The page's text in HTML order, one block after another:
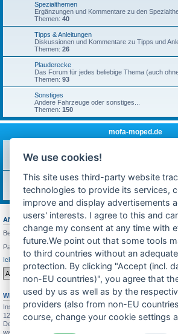
Spezialthemen
Ergänzungen und Kommentare zu den
Themen: 40
Tipps & Anleitungen
Diskussionen und Kommentare zu Tipps und
Themen: 26
Plauderecke
Das Forum für jedes beliebige Thema (auch
Themen: 93
Sonstiges
Andere Fahrzeuge oder sonstiges...
Themen: 150
mofa-moped.de
Neuigkeiten auf technik-ostfriese.com und in
Themen:26
Feedback
Was soll sich in Zukunft ändern? Feedback
Themen:7
ANMELDEN • REGISTRIEREN
Benutzername:
Passwort:
Ich habe mein Passwort vergessen
WER IST ONLINE?
Insgesamt sind128Besucher online :: 2 sichtbare
126 Gäste (basierend auf den aktiven Besuchern der
Der Besucherrekord liegt bei 4689
Besuchern, die am
waren.
We use cookies!
This site uses third-party website
technologies to provide its services,
improve and display advertisements
users' interests. I agree to this and
change my consent at any time with
future.We point out that some tools
to third countries without an
protection. By clicking "Accept (incl.
non-EU countries)", you agree that
used by us as well as by the
providers (also from non-EU
course, change your cookie settings